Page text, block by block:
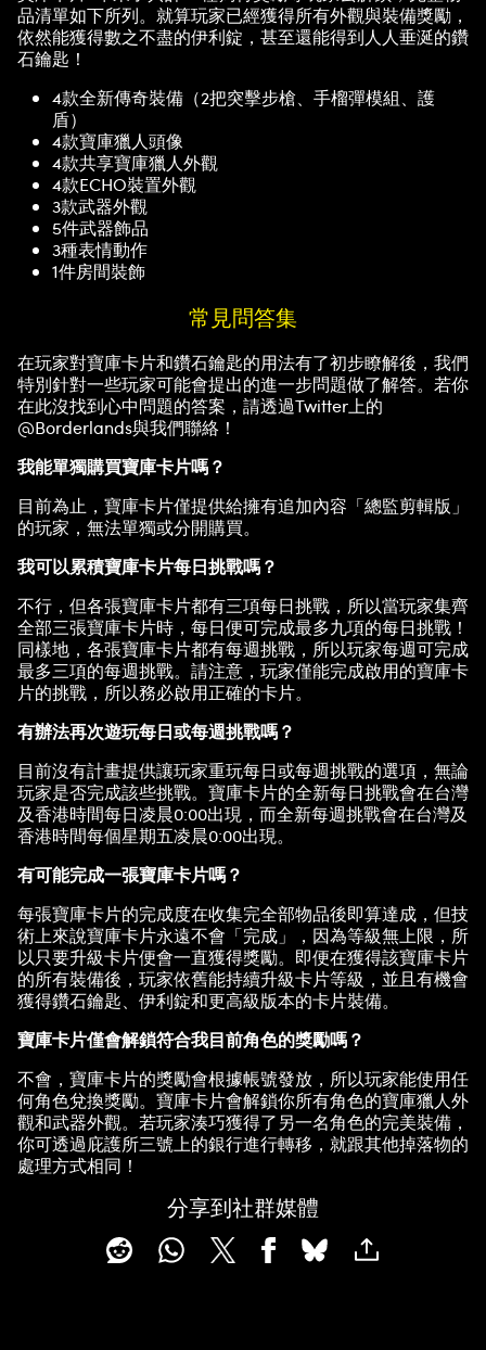
品清單如下所列。就算玩家已經獲得所有外觀與裝備獎勵，
依然能獲得數之不盡的伊利錠，甚至還能得到人人垂涎的鑽
石鑰匙！
4款全新傳奇裝備（2把突擊步槍、手榴彈模組、護
盾）
4款寶庫獵人頭像
4款共享寶庫獵人外觀
4款ECHO裝置外觀
3款武器外觀
5件武器飾品
3種表情動作
1件房間裝飾
常見問答集
在玩家對寶庫卡片和鑽石鑰匙的用法有了初步瞭解後，我們
特別針對一些玩家可能會提出的進一步問題做了解答。若你
在此沒找到心中問題的答案，請透過Twitter上的
@Borderlands與我們聯絡！
我能單獨購買寶庫卡片嗎？
目前為止，寶庫卡片僅提供給擁有追加內容「總監剪輯版」
的玩家，無法單獨或分開購買。
我可以累積寶庫卡片每日挑戰嗎？
不行，但各張寶庫卡片都有三項每日挑戰，所以當玩家集齊
全部三張寶庫卡片時，每日便可完成最多九項的每日挑戰！
同樣地，各張寶庫卡片都有每週挑戰，所以玩家每週可完成
最多三項的每週挑戰。請注意，玩家僅能完成啟用的寶庫卡
片的挑戰，所以務必啟用正確的卡片。
有辦法再次遊玩每日或每週挑戰嗎？
目前沒有計畫提供讓玩家重玩每日或每週挑戰的選項，無論
玩家是否完成該些挑戰。寶庫卡片的全新每日挑戰會在台灣
及香港時間每日凌晨0:00出現，而全新每週挑戰會在台灣及
香港時間每個星期五凌晨0:00出現。
有可能完成一張寶庫卡片嗎？
每張寶庫卡片的完成度在收集完全部物品後即算達成，但技
術上來說寶庫卡片永遠不會「完成」，因為等級無上限，所
以只要升級卡片便會一直獲得獎勵。即便在獲得該寶庫卡片
的所有裝備後，玩家依舊能持續升級卡片等級，並且有機會
獲得鑽石鑰匙、伊利錠和更高級版本的卡片裝備。
寶庫卡片僅會解鎖符合我目前角色的獎勵嗎？
不會，寶庫卡片的獎勵會根據帳號發放，所以玩家能使用任
何角色兌換獎勵。寶庫卡片會解鎖你所有角色的寶庫獵人外
觀和武器外觀。若玩家湊巧獲得了另一名角色的完美裝備，
你可透過庇護所三號上的銀行進行轉移，就跟其他掉落物的
處理方式相同！
分享到社群媒體